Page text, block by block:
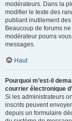
modérateurs. Dans la
modifier le texte des
publiant inutilement
Beaucoup de forums
modérateur pourra
messages.
Haut
Pourquoi m’est-il
courrier électronique
Si les administrateurs
inscrits peuvent
depuis un formulaire